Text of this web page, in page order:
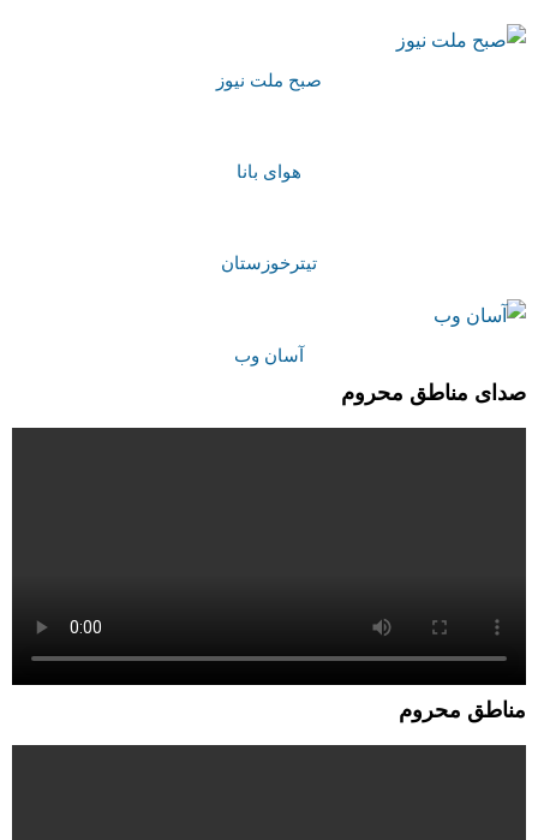
صبح ملت نیوز
هوای بانا
تیترخوزستان
آسان وب
صدای مناطق محروم
مناطق محروم